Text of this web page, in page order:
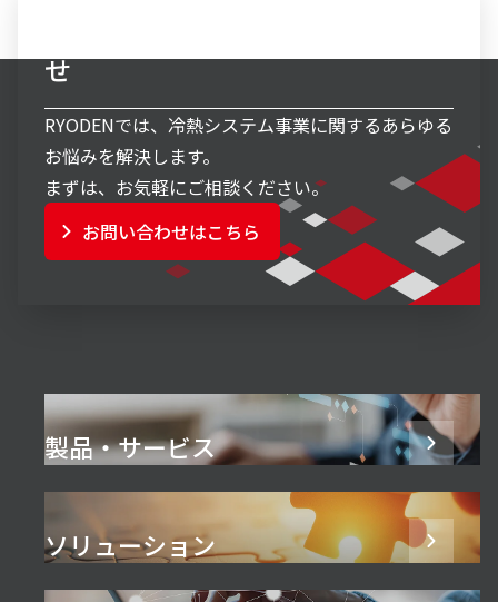
せ
RYODENでは、冷熱システム事業に関するあらゆる
お悩みを解決します。
まずは、お気軽にご相談ください。
お問い合わせはこちら
製品・サービス
ソリューション